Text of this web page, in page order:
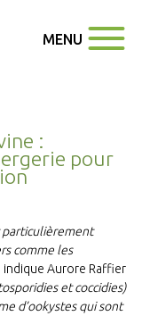
MENU
:
pour
particulièrement
comme les
, indique Aurore Raffier
et coccidies)
d’ookystes qui sont